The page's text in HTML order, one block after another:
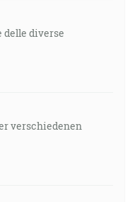
delle diverse
verschiedenen